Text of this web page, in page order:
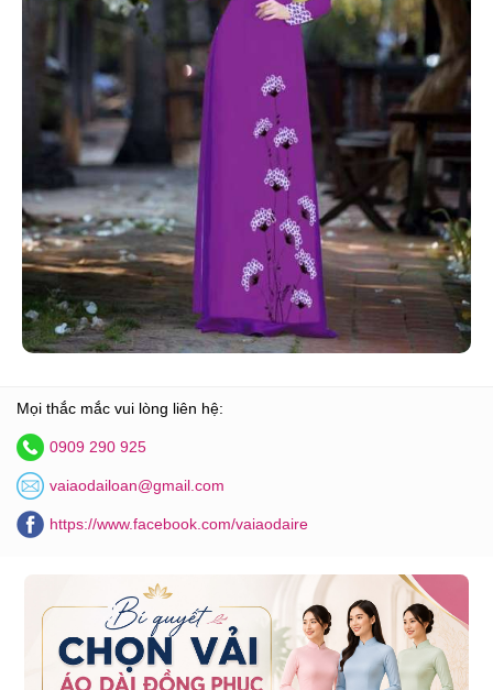
Mọi thắc mắc vui lòng liên hệ:
0909 290 925
vaiaodailoan@gmail.com
https://www.facebook.com/vaiaodaire